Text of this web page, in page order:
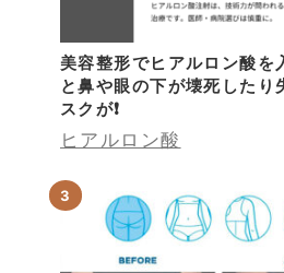
美容整形でヒアルロン酸を
と鼻や眼の下が壊死したり
スクが❗
ヒアルロン酸